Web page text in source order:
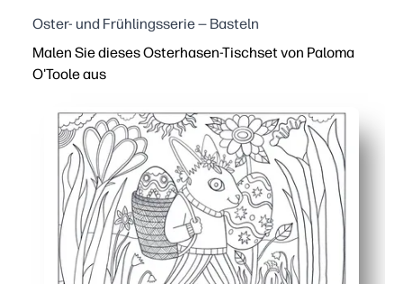
Oster- und Frühlingsserie — Basteln
Malen Sie dieses Osterhasen-Tischset von Paloma
O'Toole aus
Sie drucken in Sekundenschnelle — keine
Die niedlichen Hasen- und Frühlingsakzente laden
Ihre Kinder entwickeln Feinmotorik und kreatives
Die Größe des Tischsets ist einfach zu verwenden —